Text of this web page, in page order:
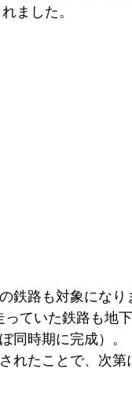
ました。
鉄路も対象になり
ていた鉄路も地
同時期に完成）。
れたことで、次第